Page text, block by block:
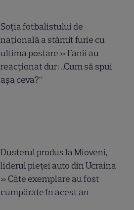
Soția fotbalistului de
națională a stârnit furie cu
ultima postare » Fanii au
reacționat dur: „Cum să spui
așa ceva?”
Dusterul produs la Mioveni,
liderul pieței auto din Ucraina
» Câte exemplare au fost
cumpărate în acest an